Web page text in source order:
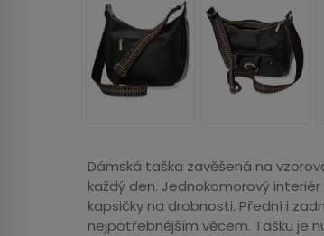
Dámská taška zavěšená na
každý den. Jednokomorový
kapsičky na drobnosti. Přední i
nejpotřebnějším věcem. Tašku je